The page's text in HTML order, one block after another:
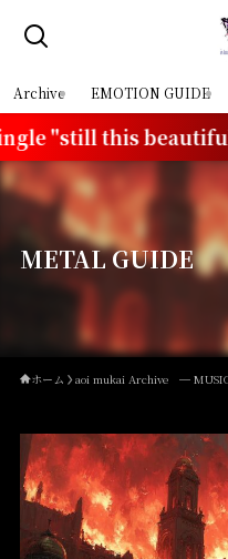
Archive EMOTION GUIDE
world" is now
METAL GUIDE
ホーム aoi mukai Archive ─